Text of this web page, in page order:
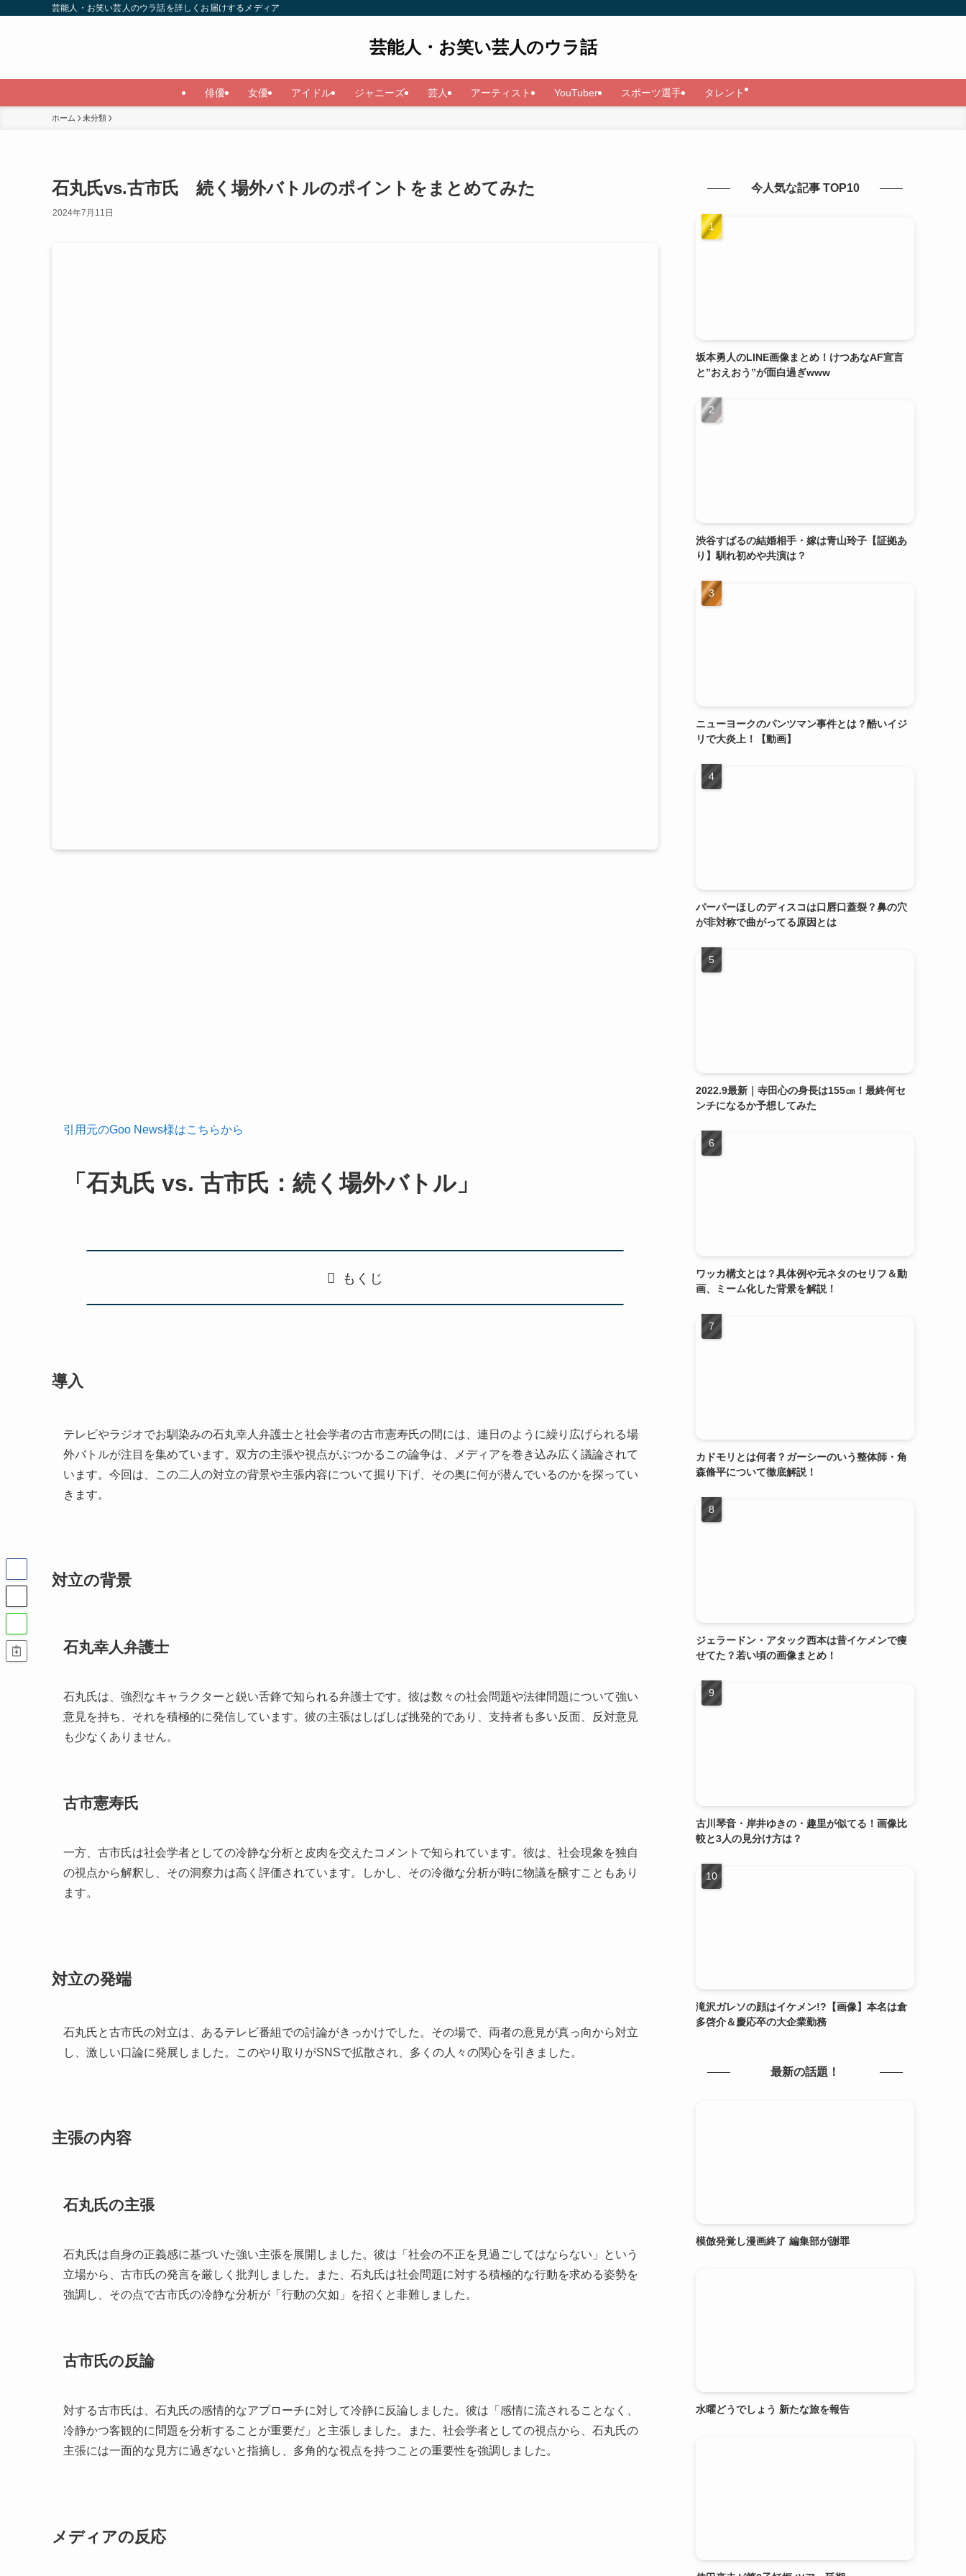
芸能人・お笑い芸人のウラ話を詳しくお届けするメディア
芸能人・お笑い芸人のウラ話
俳優 女優 アイドル ジャニーズ 芸人 アーティスト YouTuber スポーツ選手 タレント
ホーム 未分類
石丸氏vs.古市氏 続く場外バトルのポイントをまとめてみた
2024年7月11日
引用元のGoo News様はこちらから
「石丸氏 vs. 古市氏：続く場外バトル」
もくじ
導入
テレビやラジオでお馴染みの石丸幸人弁護士と社会学者の古市憲寿氏の間には、連日のように繰り広げられる場
外バトルが注目を集めています。双方の主張や視点がぶつかるこの論争は、メディアを巻き込み広く議論されて
います。今回は、この二人の対立の背景や主張内容について掘り下げ、その奥に何が潜んでいるのかを探ってい
きます。
対立の背景
石丸幸人弁護士
石丸氏は、強烈なキャラクターと鋭い舌鋒で知られる弁護士です。彼は数々の社会問題や法律問題について強い
意見を持ち、それを積極的に発信しています。彼の主張はしばしば挑発的であり、支持者も多い反面、反対意見
も少なくありません。
古市憲寿氏
一方、古市氏は社会学者としての冷静な分析と皮肉を交えたコメントで知られています。彼は、社会現象を独自
の視点から解釈し、その洞察力は高く評価されています。しかし、その冷徹な分析が時に物議を醸すこともあり
ます。
対立の発端
石丸氏と古市氏の対立は、あるテレビ番組での討論がきっかけでした。その場で、両者の意見が真っ向から対立
し、激しい口論に発展しました。このやり取りがSNSで拡散され、多くの人々の関心を引きました。
主張の内容
石丸氏の主張
石丸氏は自身の正義感に基づいた強い主張を展開しました。彼は「社会の不正を見過ごしてはならない」という
立場から、古市氏の発言を厳しく批判しました。また、石丸氏は社会問題に対する積極的な行動を求める姿勢を
強調し、その点で古市氏の冷静な分析が「行動の欠如」を招くと非難しました。
古市氏の反論
対する古市氏は、石丸氏の感情的なアプローチに対して冷静に反論しました。彼は「感情に流されることなく、
冷静かつ客観的に問題を分析することが重要だ」と主張しました。また、社会学者としての視点から、石丸氏の
主張には一面的な見方に過ぎないと指摘し、多角的な視点を持つことの重要性を強調しました。
メディアの反応
今人気な記事 TOP10
坂本勇人のLINE画像まとめ！けつあなAF宣言
と”おえおう”が面白過ぎwww
渋谷すばるの結婚相手・嫁は青山玲子【証拠あ
り】馴れ初めや共演は？
ニューヨークのパンツマン事件とは？酷いイジ
リで大炎上！【動画】
パーパーほしのディスコは口唇口蓋裂？鼻の穴
が非対称で曲がってる原因とは
2022.9最新｜寺田心の身長は155㎝！最終何セ
ンチになるか予想してみた
ワッカ構文とは？具体例や元ネタのセリフ＆動
画、ミーム化した背景を解説！
カドモリとは何者？ガーシーのいう整体師・角
森脩平について徹底解説！
ジェラードン・アタック西本は昔イケメンで痩
せてた？若い頃の画像まとめ！
古川琴音・岸井ゆきの・趣里が似てる！画像比
較と3人の見分け方は？
滝沢ガレソの顔はイケメン!?【画像】本名は倉
多啓介＆慶応卒の大企業勤務
最新の話題！
模倣発覚し漫画終了 編集部が謝罪
水曜どうでしょう 新たな旅を報告